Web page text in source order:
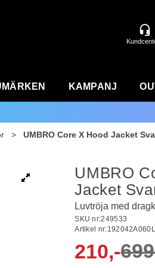
KAMPANJ
> UMBRO Core X Hood Jacket
UMBRO
Jacket
Luvtröja med
SKU nr:249533
Artikel nr:192042A060L
210,-